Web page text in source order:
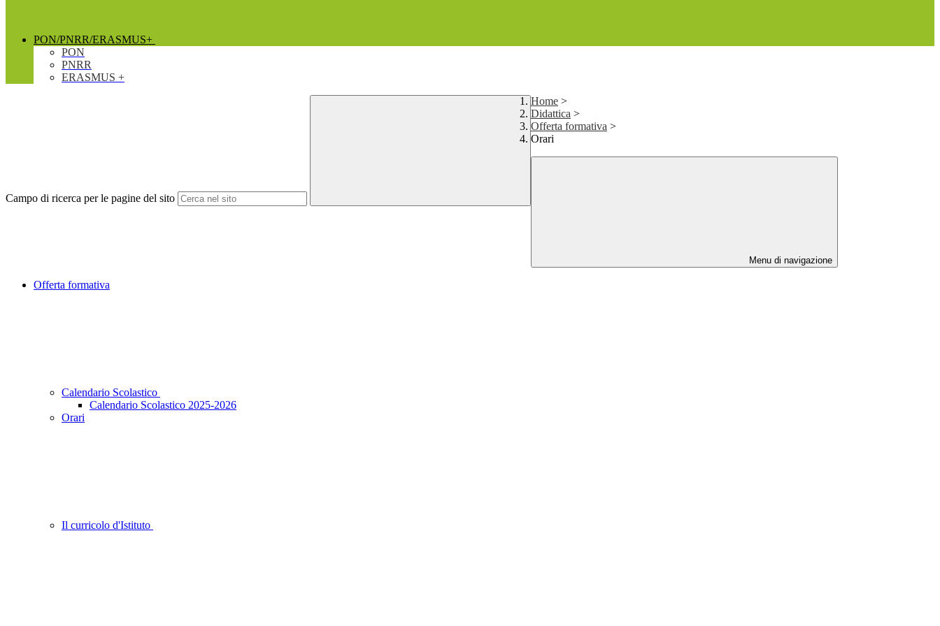
PON/PNRR/ERASMUS+
PON
PNRR
ERASMUS +
Campo di ricerca per le pagine del sito
Home >
Didattica >
Offerta formativa >
Orari
Menu di navigazione
Offerta formativa
Calendario Scolastico
Calendario Scolastico 2025-2026
Orari
Il curricolo d'Istituto